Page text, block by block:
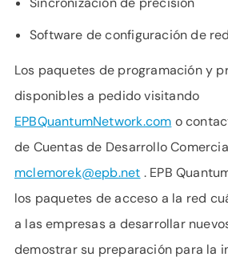
Software de configuración de red
Los paquetes de programación y
disponibles a pedido visitando
EPBQuantumNetwork.com o
de Cuentas de Desarrollo
mclemorek@epb.net . EPB
los paquetes de acceso a la red
a las empresas a desarrollar
demostrar su preparación para la